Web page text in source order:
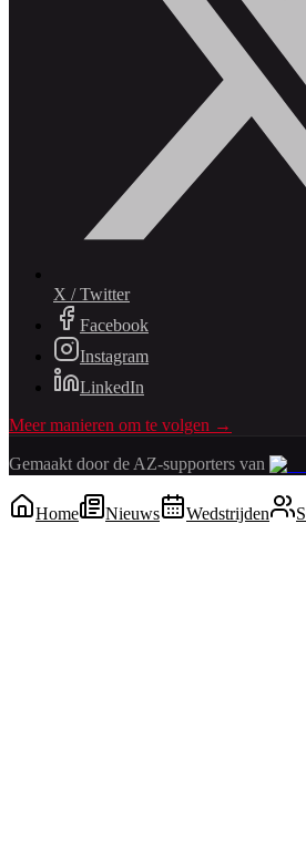
X / Twitter
Facebook
Instagram
LinkedIn
Meer manieren om te volgen →
Gemaakt door de AZ-supporters van
Home Nieuws Wedstrijden